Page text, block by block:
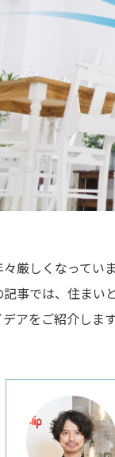
々厳しくなって
事では、住ま
アをご紹介しま